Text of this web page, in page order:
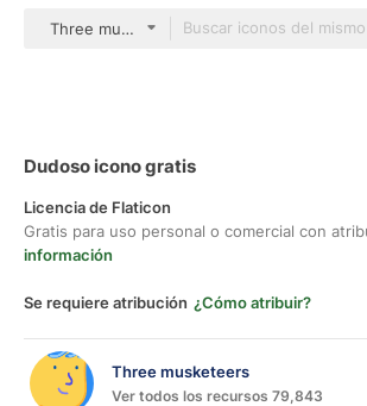
Three musketeers Others
Dudoso icono gratis
Licencia de Flaticon
Gratis para uso personal o comercial con
información
Se requiere atribución ¿Cómo atribuir?
Three musketeers
Ver todos los recursos 79,843